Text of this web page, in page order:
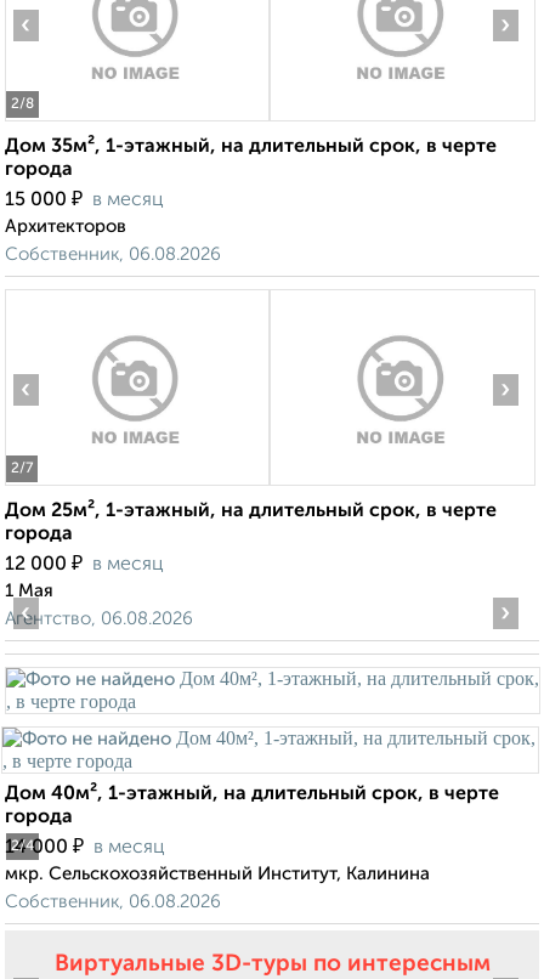
2/8
‹ ›
Дом 35м², 1-этажный, на длительный срок, в черте
города
15 000 ₽ в месяц
Архитекторов
Собственник, 06.08.2026
2/7
‹ ›
Дом 25м², 1-этажный, на длительный срок, в черте
города
12 000 ₽ в месяц
1 Мая
Агентство, 06.08.2026
2/4
‹ ›
Дом 40м², 1-этажный, на длительный срок, в черте
города
14 000 ₽ в месяц
мкр. Сельскохозяйственный Институт, Калинина
Собственник, 06.08.2026
Виртуальные 3D-туры по интересным